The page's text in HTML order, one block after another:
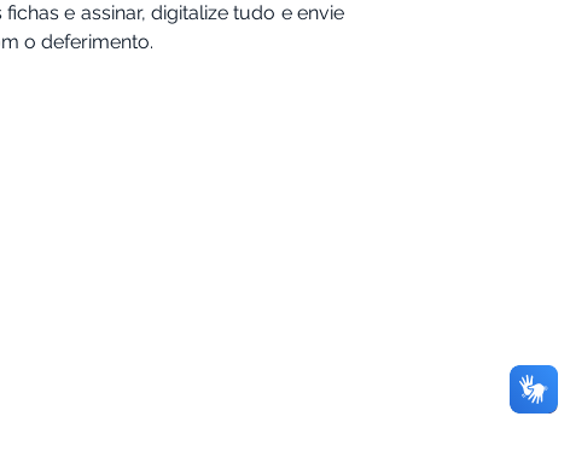
e assinar, digitalize tudo e envie
o deferimento.